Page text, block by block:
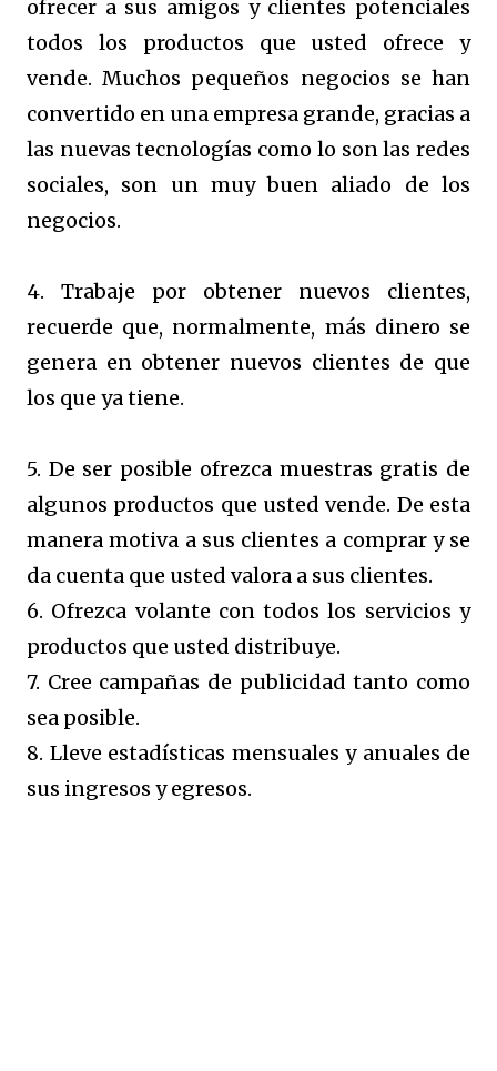
ofrecer a sus amigos y clientes potenciales
todos los productos que usted ofrece y
vende. Muchos pequeños negocios se han
convertido en una empresa grande, gracias a
las nuevas tecnologías como lo son las redes
sociales, son un muy buen aliado de los
negocios.
4. Trabaje por obtener nuevos clientes,
recuerde que, normalmente, más dinero se
genera en obtener nuevos clientes de que
los que ya tiene.
5. De ser posible ofrezca muestras gratis de
algunos productos que usted vende. De esta
manera motiva a sus clientes a comprar y se
da cuenta que usted valora a sus clientes.
6. Ofrezca volante con todos los servicios y
productos que usted distribuye.
7. Cree campañas de publicidad tanto como
sea posible.
8. Lleve estadísticas mensuales y anuales de
sus ingresos y egresos.